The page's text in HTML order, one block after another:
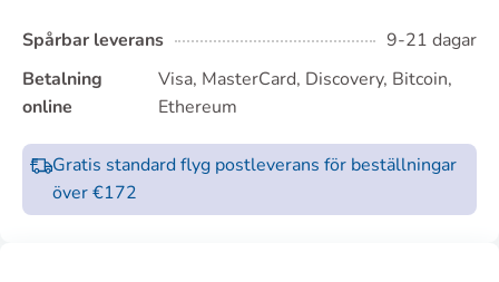
Spårbar leverans
9-21 dagar
Betalning
online
Visa, MasterCard, Discovery, Bitcoin,
Ethereum
Gratis standard flyg postleverans för beställningar
över €172